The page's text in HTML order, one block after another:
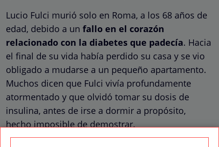
Lucio Fulci murió solo en Roma, a los 68 años de
edad, debido a un fallo en el corazón
relacionado con la diabetes que padecía. Hacia
el final de su vida había perdido su casa y se vio
obligado a mudarse a un pequeño apartamento.
Muchos dicen que Fulci vivía profundamente
atormentado y que olvidó tomar su dosis de
insulina, antes de irse a dormir a propósito,
hecho imposible de demostrar.